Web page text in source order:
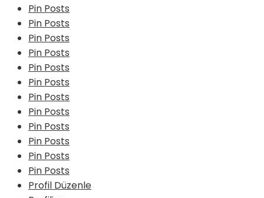
Pin Posts
Pin Posts
Pin Posts
Pin Posts
Pin Posts
Pin Posts
Pin Posts
Pin Posts
Pin Posts
Pin Posts
Pin Posts
Pin Posts
Profil Düzenle